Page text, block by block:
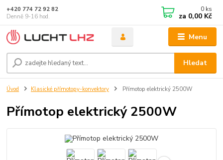
Menu
Hledat
+420 774 72 92 82
Denně 9-16 hod.
0 ks
za 0,00 Kč
Úvod Klasické přímotopy-konvektory Přímotop elektrický 2500W
Přímotop elektrický 2500W